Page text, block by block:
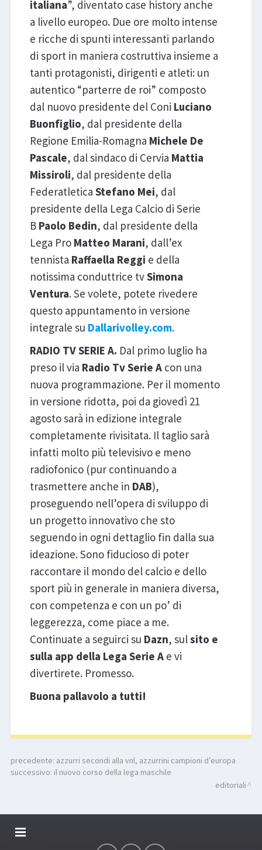
italiana”, diventato case history anche
a livello europeo. Due ore molto intense
e ricche di spunti interessanti parlando
di sport in maniera costruttiva insieme a
tanti protagonisti, dirigenti e atleti: un
autentico “parterre de roi” composto
dal nuovo presidente del Coni Luciano
Buonfiglio, dal presidente della
Regione Emilia-Romagna Michele De
Pascale, dal sindaco di Cervia Mattia
Missiroli, dal presidente della
Federatletica Stefano Mei, dal
presidente della Lega Calcio di Serie
B Paolo Bedin, dal presidente della
Lega Pro Matteo Marani, dall’ex
tennista Raffaella Reggi e della
notissima conduttrice tvSimona
Ventura. Se volete, potete rivedere
questo appuntamento in versione
integrale su Dallarivolley.com.
RADIO TV SERIE A. Dal primo luglio ha
preso il via Radio Tv Serie Acon una
nuova programmazione. Per il momento
in versione ridotta, poi da giovedì 21
agosto sarà in edizione integrale
completamente rivisitata. Il taglio sarà
infatti molto più televisivo e meno
radiofonico (pur continuando a
trasmettere anche in DAB),
proseguendo nell’opera di sviluppo di
un progetto innovativo che sto
seguendo in ogni dettaglio fin dalla sua
ideazione. Sono fiducioso di poter
raccontare il mondo del calcio e dello
sport più in generale in maniera diversa,
con competenza e con un po’ di
leggerezza, come piace a me.
Continuate a seguirci su Dazn, sulsito e
sulla app della Lega Serie Ae vi
divertirete. Promesso.
Buona pallavolo a tutti!
precedente: azzurri secondi alla vnl, azzurrini campioni d’europa
successivo: il nuovo corso della lega maschile
editoriali